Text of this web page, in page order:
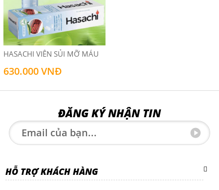
HASACHI VIÊN SỦI MỠ MÁU
630.000 VNĐ
ĐĂNG KÝ NHẬN TIN
HỖ TRỢ KHÁCH HÀNG